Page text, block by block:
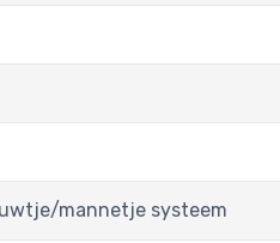
mannetje systeem